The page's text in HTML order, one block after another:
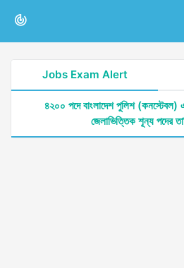
Jobs Exam Alert
৪২০০ পদে বাংলাদেশ পুলিশ (কনস্টেবল)
জেলাভিত্তিক শূন্য পদের